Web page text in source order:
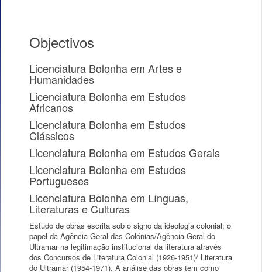
Objectivos
Licenciatura Bolonha em Artes e
Humanidades
Licenciatura Bolonha em Estudos
Africanos
Licenciatura Bolonha em Estudos
Clássicos
Licenciatura Bolonha em Estudos Gerais
Licenciatura Bolonha em Estudos
Portugueses
Licenciatura Bolonha em Línguas,
Literaturas e Culturas
Estudo de obras escrita sob o signo da ideologia colonial; o
papel da Agência Geral das Colónias/Agência Geral do
Ultramar na legitimação institucional da literatura através
dos Concursos de Literatura Colonial (1926-1951)/ Literatura
do Ultramar (1954-1971). A análise das obras tem como